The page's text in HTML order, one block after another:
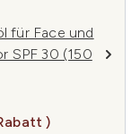
für Face und
SPF 30 (150
)